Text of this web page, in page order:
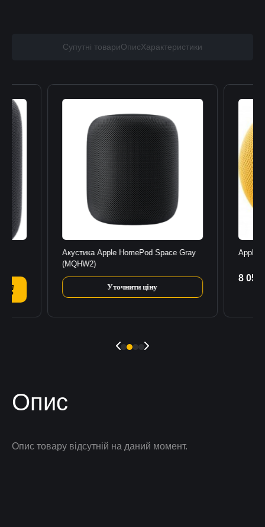
Супутні товариОписХарактеристики
Акустика Apple HomePod Space Gray
(MQHW2)
Уточнити ціну
Apple
8 053
Опис
Опис товару відсутній на даний момент.